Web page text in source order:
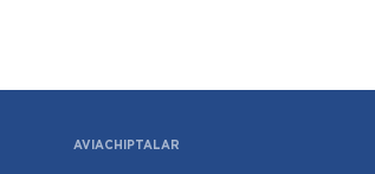
AVIACHIPTALAR